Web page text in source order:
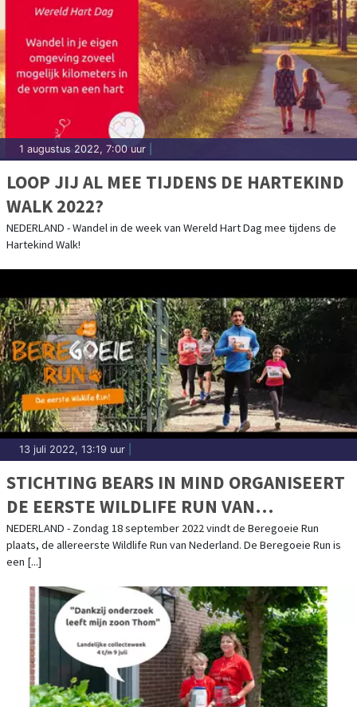
1 augustus 2022, 7:00 uur
LOOP JIJ AL MEE TIJDENS DE HARTEKIND
WALK 2022?
NEDERLAND - Wandel in de week van Wereld Hart Dag mee tijdens de
Hartekind Walk!
13 juli 2022, 13:19 uur
STICHTING BEARS IN MIND ORGANISEERT
DE EERSTE WILDLIFE RUN VAN
NEDERLAND
NEDERLAND - Zondag 18 september 2022 vindt de Beregoeie Run
plaats, de allereerste Wildlife Run van Nederland. De Beregoeie Run is
een [...]